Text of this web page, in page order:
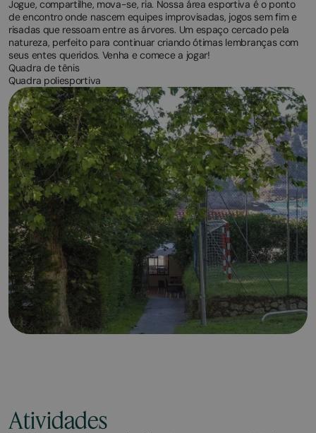
Jogue, compartilhe, mova-se, ria. Nossa área esportiva é o ponto
de encontro onde nascem equipes improvisadas, jogos sem fim e
risadas que ressoam entre as árvores. Um espaço cercado pela
natureza, perfeito para continuar criando ótimas lembranças com
seus entes queridos. Venha e comece a jogar!
Quadra de tênis
Quadra poliesportiva
Atividades